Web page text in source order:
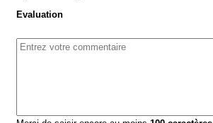
Evaluation